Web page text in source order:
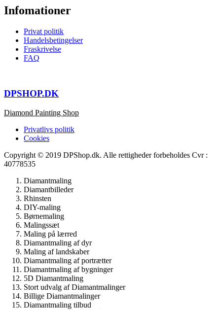
Infomationer
Privat politik
Handelsbetingelser
Fraskrivelse
FAQ
DPSHOP.DK
Diamond Painting Shop
Privatlivs politik
Cookies
Copyright © 2019 DPShop.dk. Alle rettigheder forbeholdes Cvr :
40778535
Diamantmaling
Diamantbilleder
Rhinsten
DIY-maling
Børnemaling
Malingssæt
Maling på lærred
Diamantmaling af dyr
Maling af landskaber
Diamantmaling af portrætter
Diamantmaling af bygninger
5D Diamantmaling
Stort udvalg af Diamantmalinger
Billige Diamantmalinger
Diamantmaling tilbud